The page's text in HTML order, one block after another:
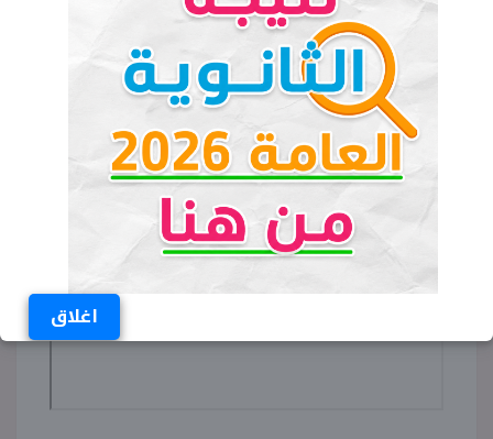
اغلاق
يمكن للطلاب الحصول على نماذج امتحانات شهر
من خلال النافذة المخصصة للتحميل التالية: